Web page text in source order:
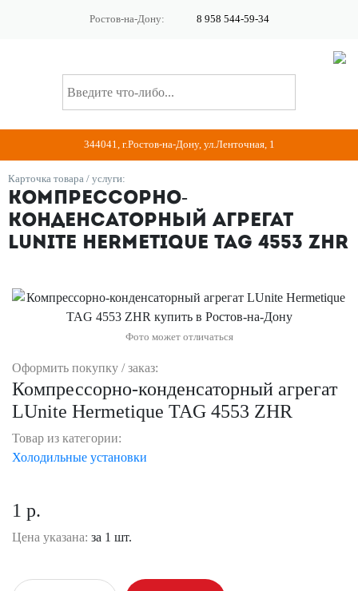
Ростов-на-Дону: 8 958 544-59-34
344041, г.Ростов-на-Дону, ул.Ленточная, 1
Карточка товара / услуги:
Компрессорно-
конденсаторный агрегат
LUnite Hermetique TAG 4553 ZHR
Фото может отличаться
Оформить покупку / заказ:
Компрессорно-конденсаторный агрегат
LUnite Hermetique TAG 4553 ZHR
Товар из категории:
Холодильные установки
1 р.
Цена указана: за 1 шт.